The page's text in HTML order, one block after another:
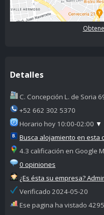
Detalles
C. Concepción L. de Soria
+52 662 302 5370
Horario hoy 10:00-02:00 ▼
Busca alojamiento en esta
4.3 calificación en Google
0 opiniones
¿Es ésta su empresa?
Verificado 2024-05-20
Ese pagina ha vistado